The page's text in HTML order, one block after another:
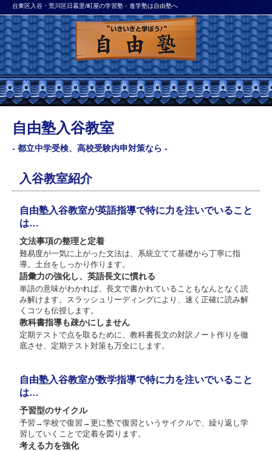
台東区入谷・荒川区日暮里/町屋の学習塾・進学塾は自由塾へ
自由塾入谷教室
- 都立中学受検、高校受験内申対策なら -
入谷教室紹介
自由塾入谷教室が英語指導で特に力を注いでいること
は…
文法事項の整理と定着
難易度が一気に上がった文法は、系統立てて基礎から丁寧に指
導。土台をしっかり作ります。
語彙力の強化し、英語長文に慣れる
単語の意味がわかれば、長文で書かれていることもなんとなく読
み解けます。スラッシュリーディングにより、速く正確に読み解
くコツも伝授します。
教科書指導も疎かにしません
定期テストで点を取るために、教科書長文の対訳ノート作りを徹
底させ、定期テスト対策も万全にします。
自由塾入谷教室が数学指導で特に力を注いでいること
は…
予習型のサイクル
予習→学校で復習→更に塾で復習というサイクルで、繰り返し学
習していくことで定着を図ります。
考える力を強化